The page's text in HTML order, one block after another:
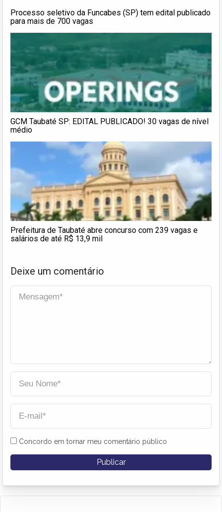
Processo seletivo da Funcabes (SP) tem edital publicado
para mais de 700 vagas
GCM Taubaté SP: EDITAL PUBLICADO! 30 vagas de nível
médio
Prefeitura de Taubaté abre concurso com 239 vagas e
salários de até R$ 13,9 mil
Deixe um comentário
Concordo em tornar meu comentário público